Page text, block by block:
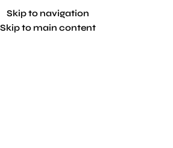
Skip to navigation
Skip to main content